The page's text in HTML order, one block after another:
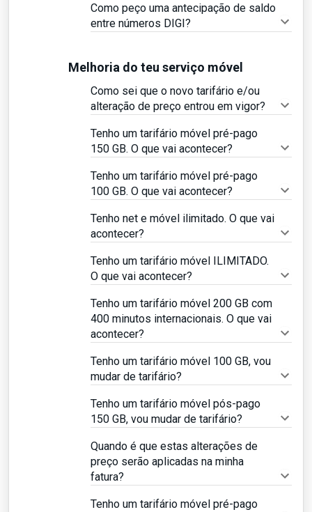
Como peço uma antecipação de saldo
entre números DIGI?
Melhoria do teu serviço móvel
Como sei que o novo tarifário e/ou
alteração de preço entrou em vigor?
Tenho um tarifário móvel pré-pago
150 GB. O que vai acontecer?
Tenho um tarifário móvel pré-pago
100 GB. O que vai acontecer?
Tenho net e móvel ilimitado. O que vai
acontecer?
Tenho um tarifário móvel ILIMITADO.
O que vai acontecer?
Tenho um tarifário móvel 200 GB com
400 minutos internacionais. O que vai
acontecer?
Tenho um tarifário móvel 100 GB, vou
mudar de tarifário?
Tenho um tarifário móvel pós-pago
150 GB, vou mudar de tarifário?
Quando é que estas alterações de
preço serão aplicadas na minha
fatura?
Tenho um tarifário móvel pré-pago